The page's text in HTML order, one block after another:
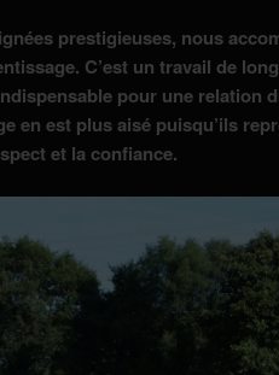
prestigieuses, nous
C’est un travail de
pour une relation
en est plus aisé puisqu’ils
et la confiance.